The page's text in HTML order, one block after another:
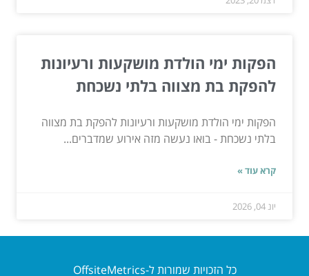
הפקות ימי הולדת מושקעות ורעיונות
להפקת בת מצווה בלתי נשכחת
הפקות ימי הולדת מושקעות ורעיונות להפקת בת מצווה
בלתי נשכחת - בואו נעשה מזה אירוע שמדברים...
קרא עוד »
יונ 04, 2026
כל הזכויות שמורות ל-OffsiteMetrics